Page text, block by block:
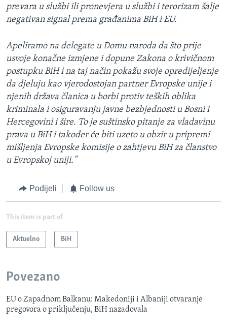
prevara u službi ili pronevjera u službi i terorizam šalje
negativan signal prema građanima BiH i EU.
Apeliramo na delegate u Domu naroda da što prije
usvoje konačne izmjene i dopune Zakona o krivičnom
postupku BiH i na taj način pokažu svoje opredijeljenje
da djeluju kao vjerodostojan partner Evropske unije i
njenih država članica u borbi protiv teških oblika
kriminala i osiguravanju javne bezbjednosti u Bosni i
Hercegovini i šire. To je suštinsko pitanje za vladavinu
prava u BiH i također će biti uzeto u obzir u pripremi
mišljenja Evropske komisije o zahtjevu BiH za članstvo
u Evropskoj uniji."
Podijeli Follow us
This item is part of
Aktuelno BiH
Povezano
EU o Zapadnom Balkanu: Makedoniji i Albaniji otvaranje
pregovora o priključenju, BiH nazadovala